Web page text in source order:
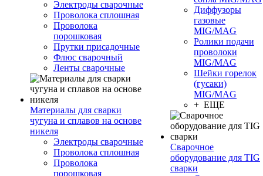
Электроды сварочные
Проволока сплошная
Проволока
порошковая
Прутки присадочные
Флюс сварочный
Ленты сварочные
Материалы для сварки
чугуна и сплавов на основе
никеля
Электроды сварочные
Проволока сплошная
Проволока
порошковая
Диффузоры
газовые
MIG/MAG
Ролики подачи
проволоки
MIG/MAG
Шейки горелок
(гусаки)
MIG/MAG
+ ЕЩЕ
Сварочное
оборудование для TIG
сварки